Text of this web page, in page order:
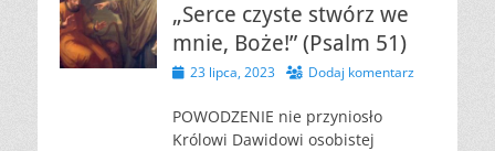
„Serce czyste stwórz we
mnie, Boże!” (Psalm 51)
Opublikowano
23 lipca, 2023 Dodaj komentarz
POWODZENIE nie przyniosło
Królowi Dawidowi osobistej